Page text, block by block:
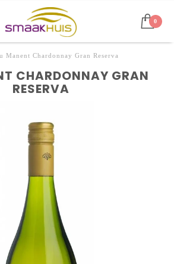
0
Manent Chardonnay Gran Reserva
CHARDONNAY GRAN
RESERVA